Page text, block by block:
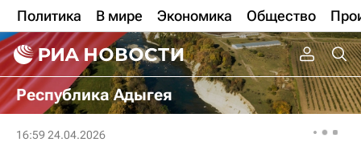
Политика В мире Экономика Общество
Республика Адыгея
16:59 24.04.2026